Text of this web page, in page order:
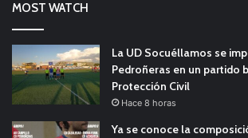
MOST WATCH
La UD Socuéllamos se
Pedroñeras en un partido
Protección Civil
Hace 8 horas
Ya se conoce la